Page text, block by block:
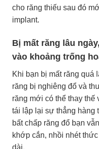
cho răng thiếu sau đó
implant.
Bị mất răng lâu
vào khoảng trống
Khi bạn bị mất răng quá
răng bị nghiêng đổ và
răng mới có thể thay thế
tái lập lại sự thẳng hàng
bất chấp răng đổ bạn
khớp cắn, nhồi nhét
dài.